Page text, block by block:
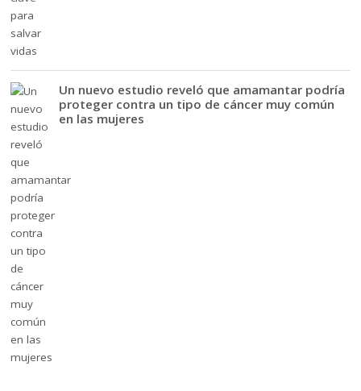
Un nuevo estudio reveló que amamantar podría
proteger contra un tipo de cáncer muy común
en las mujeres